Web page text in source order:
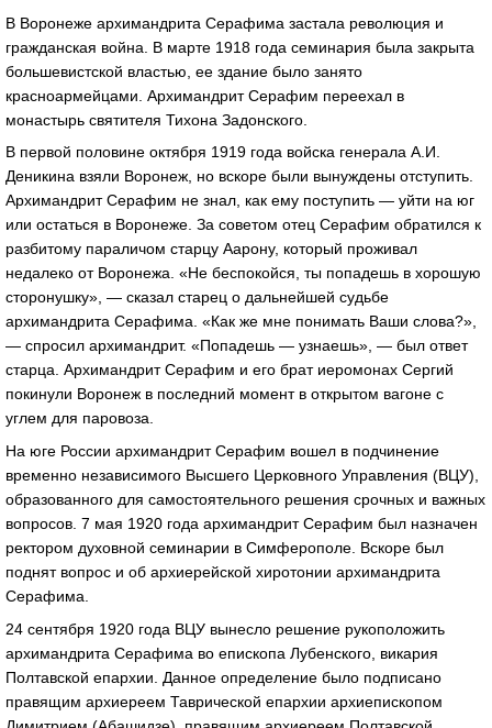
В Воронеже архимандрита Серафима застала революция и
гражданская война. В марте 1918 года семинария была закрыта
большевистской властью, ее здание было занято
красноармейцами. Архимандрит Серафим переехал в
монастырь святителя Тихона Задонского.
В первой половине октября 1919 года войска генерала А.И.
Деникина взяли Воронеж, но вскоре были вынуждены отступить.
Архимандрит Серафим не знал, как ему поступить — уйти на юг
или остаться в Воронеже. За советом отец Серафим обратился к
разбитому параличом старцу Аарону, который проживал
недалеко от Воронежа. «Не беспокойся, ты попадешь в хорошую
сторонушку», — сказал старец о дальнейшей судьбе
архимандрита Серафима. «Как же мне понимать Ваши слова?»,
— спросил архимандрит. «Попадешь — узнаешь», — был ответ
старца. Архимандрит Серафим и его брат иеромонах Сергий
покинули Воронеж в последний момент в открытом вагоне с
углем для паровоза.
На юге России архимандрит Серафим вошел в подчинение
временно независимого Высшего Церковного Управления (ВЦУ),
образованного для самостоятельного решения срочных и важных
вопросов. 7 мая 1920 года архимандрит Серафим был назначен
ректором духовной семинарии в Симферополе. Вскоре был
поднят вопрос и об архиерейской хиротонии архимандрита
Серафима.
24 сентября 1920 года ВЦУ вынесло решение рукоположить
архимандрита Серафима во епископа Лубенского, викария
Полтавской епархии. Данное определение было подписано
правящим архиереем Таврической епархии архиепископом